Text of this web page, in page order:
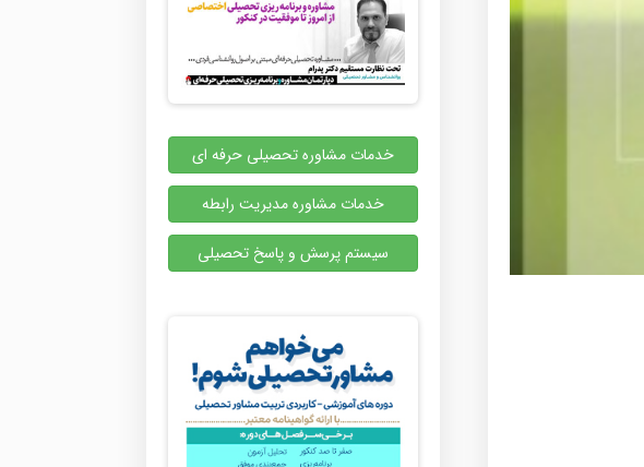
خدمات مشاوره تحصیلی حرفه ای
خدمات مشاوره مدیریت رابطه
سیستم پرسش و پاسخ تحصیلی